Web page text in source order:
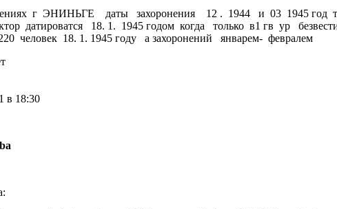
г ЭНИНЬГЕ даты захоронения 12 . 1944 и 03 1945 год
датироватся 18. 1. 1945 годом когда только в1 гв ур
человек 18. 1. 1945 году а захоронений январем- февралем
в 18:30